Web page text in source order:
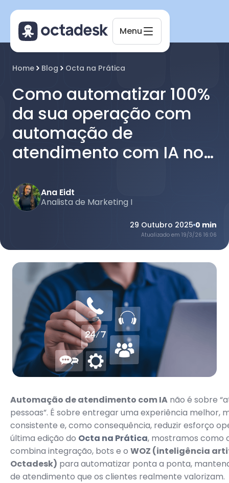
Menu
Home Blog Octa na Prática
Como automatizar 100%
da sua operação com
automação de
atendimento com IA no
Ana Eidt
Analista de Marketing I
29 Outubro 2025 0 min
Atualizado em 19/3/26 16:06
Automação de atendimento com IA não é sobre
pessoas”. É sobre entregar uma experiência melhor,
consistente e, como consequência, reduzir esforço
última edição do Octa na Prática, mostramos como
combina integração, bots e o WOZ (inteligência
Octadesk) para automatizar ponta a ponta,
de atendimento que os clientes realmente valorizam.
Online agora